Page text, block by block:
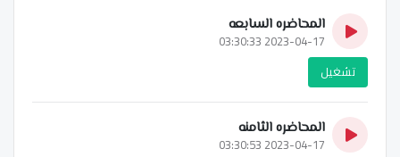
المحاضره السابعه
2023-04-17 03:30:33
تشغيل
المحاضره الثامنه
2023-04-17 03:30:53